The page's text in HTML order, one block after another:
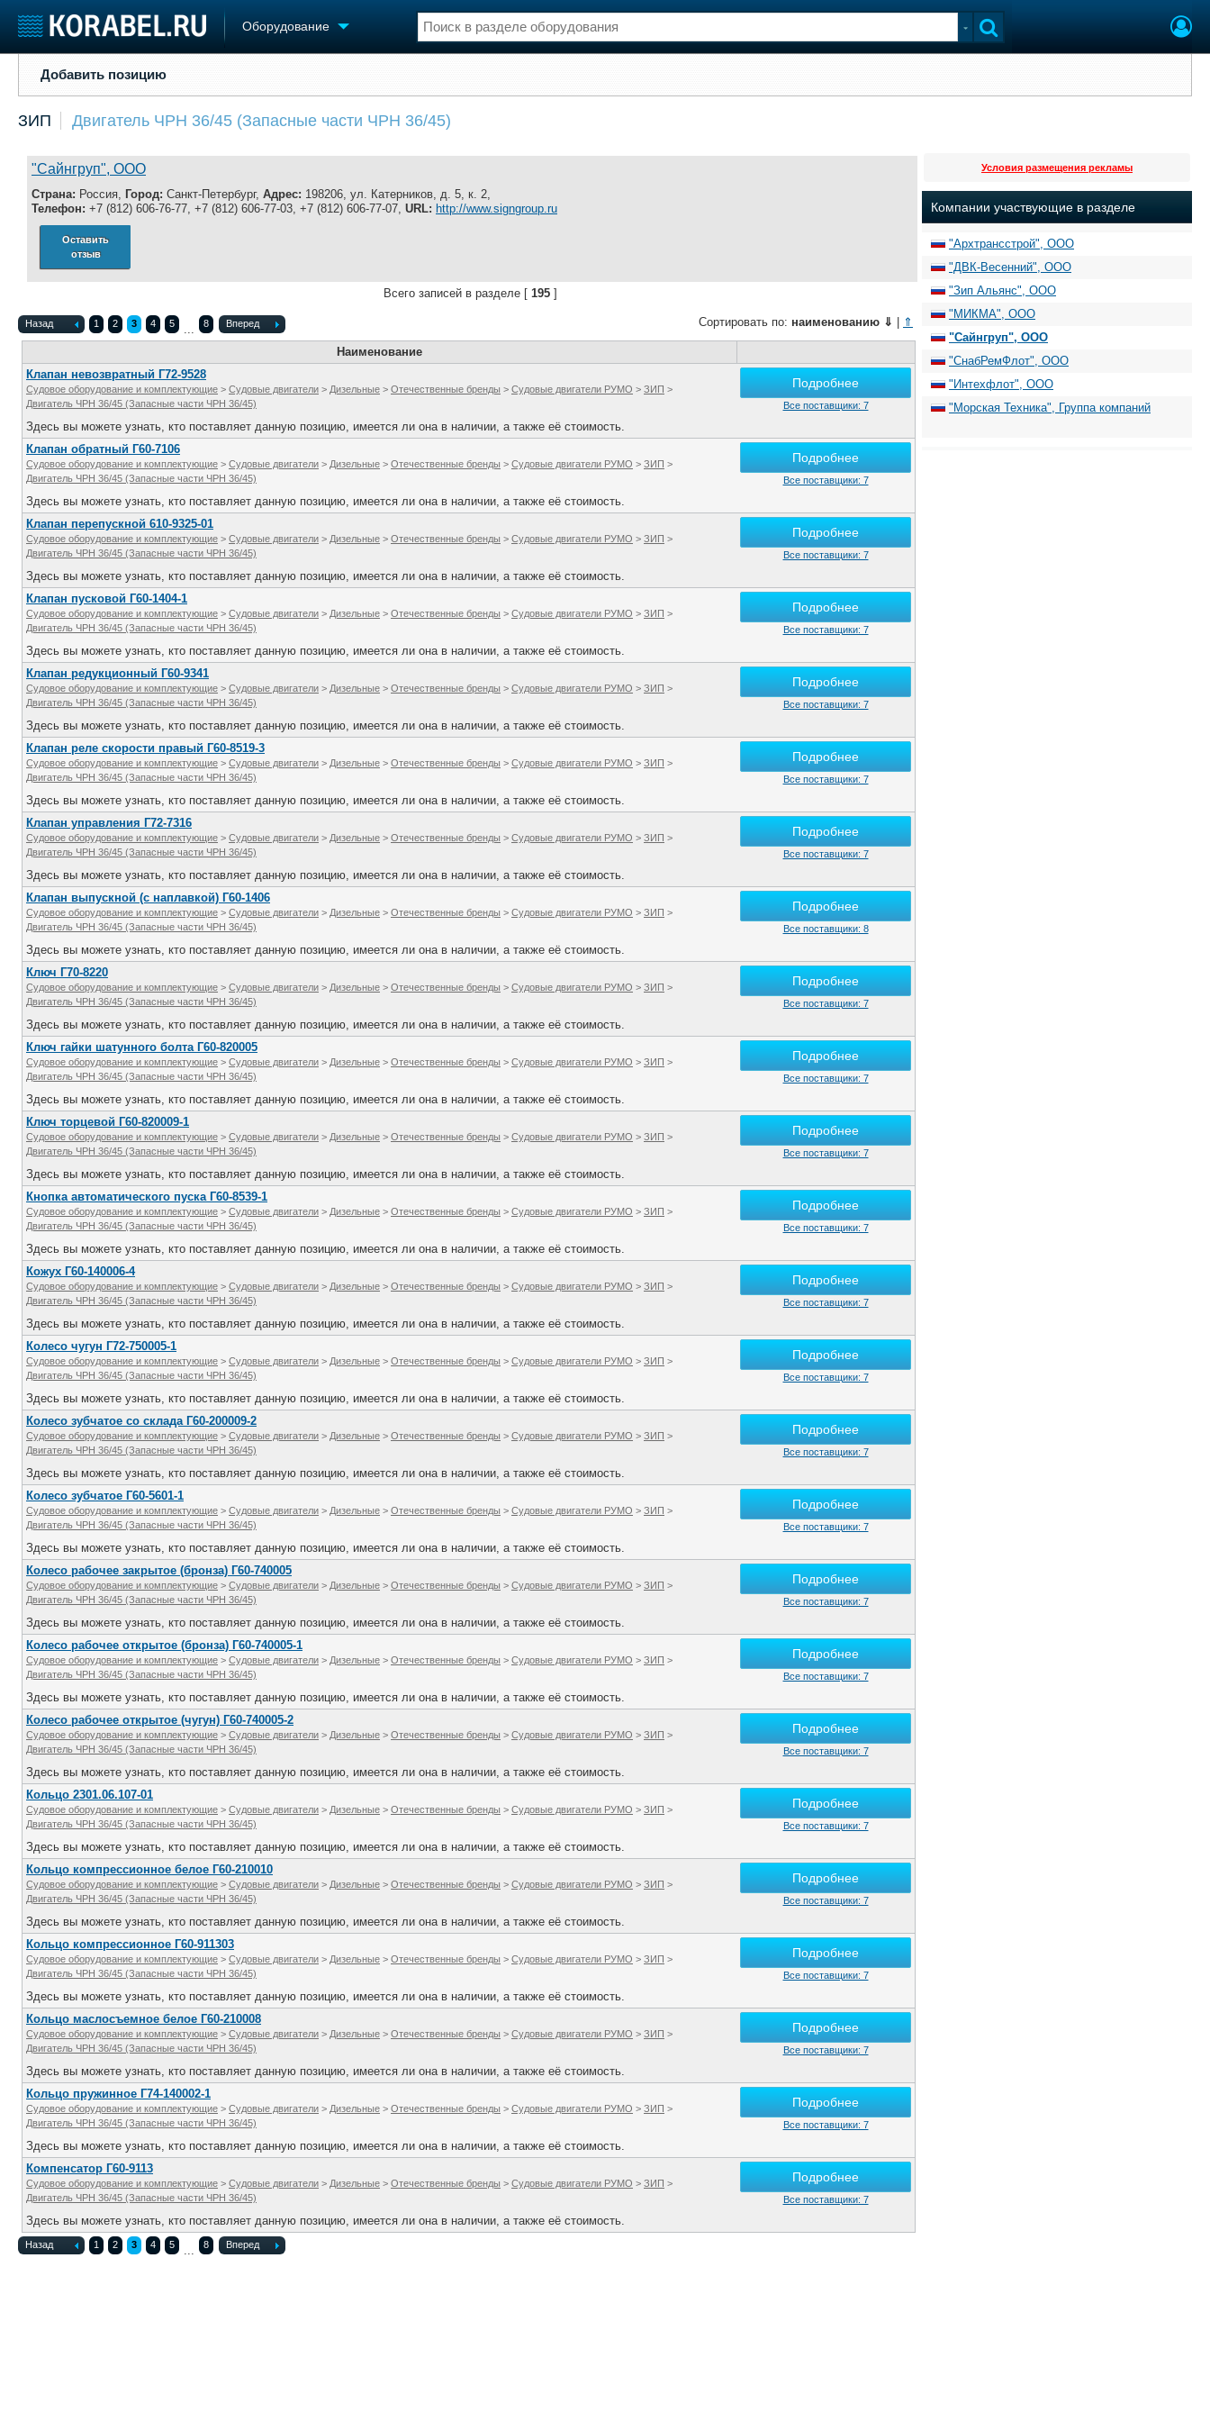
Оборудование
Судостроение
Пульс
Компании
Работа
Крюинг
Журнал
Реклама
Торговая площадка
Доска объявлений
Материалы
Конференции
Выставки и семинары
Флот
Добавить позицию
ЗИП Двигатель ЧРН 36/45 (Запасные части ЧРН 36/45)
"Сайнгруп", ООО
Страна: Россия, Город: Санкт-Петербург, Адрес: 198206, ул. Катерников, д. 5, к. 2,
Телефон: +7 (812) 606-76-77, +7 (812) 606-77-03, +7 (812) 606-77-07, URL: http://www.signgroup.ru
Оставить
отзыв
Всего записей в разделе [ 195]
Назад 1 2 3 4 5 ... 8 Вперед Сортировать по: наименованию ⇓ ⇑
Наименование
Клапан невозвратный Г72-9528
Судовое оборудование и комплектующие > Судовые двигатели > Дизельные > Отечественные бренды > Судовые двигатели РУМО > ЗИП >
Двигатель ЧРН 36/45 (Запасные части ЧРН 36/45)
Здесь вы можете узнать, кто поставляет данную позицию, имеется ли она в наличии, а также её стоимость.
Подробнее
Все поставщики: 7
Клапан обратный Г60-7106
Судовое оборудование и комплектующие > Судовые двигатели > Дизельные > Отечественные бренды > Судовые двигатели РУМО > ЗИП >
Двигатель ЧРН 36/45 (Запасные части ЧРН 36/45)
Здесь вы можете узнать, кто поставляет данную позицию, имеется ли она в наличии, а также её стоимость.
Подробнее
Все поставщики: 7
Клапан перепускной 610-9325-01
Судовое оборудование и комплектующие > Судовые двигатели > Дизельные > Отечественные бренды > Судовые двигатели РУМО > ЗИП >
Двигатель ЧРН 36/45 (Запасные части ЧРН 36/45)
Здесь вы можете узнать, кто поставляет данную позицию, имеется ли она в наличии, а также её стоимость.
Подробнее
Все поставщики: 7
Клапан пусковой Г60-1404-1
Судовое оборудование и комплектующие > Судовые двигатели > Дизельные > Отечественные бренды > Судовые двигатели РУМО > ЗИП >
Двигатель ЧРН 36/45 (Запасные части ЧРН 36/45)
Здесь вы можете узнать, кто поставляет данную позицию, имеется ли она в наличии, а также её стоимость.
Подробнее
Все поставщики: 7
Клапан редукционный Г60-9341
Судовое оборудование и комплектующие > Судовые двигатели > Дизельные > Отечественные бренды > Судовые двигатели РУМО > ЗИП >
Двигатель ЧРН 36/45 (Запасные части ЧРН 36/45)
Здесь вы можете узнать, кто поставляет данную позицию, имеется ли она в наличии, а также её стоимость.
Подробнее
Все поставщики: 7
Клапан реле скорости правый Г60-8519-3
Судовое оборудование и комплектующие > Судовые двигатели > Дизельные > Отечественные бренды > Судовые двигатели РУМО > ЗИП >
Двигатель ЧРН 36/45 (Запасные части ЧРН 36/45)
Здесь вы можете узнать, кто поставляет данную позицию, имеется ли она в наличии, а также её стоимость.
Подробнее
Все поставщики: 7
Клапан управления Г72-7316
Судовое оборудование и комплектующие > Судовые двигатели > Дизельные > Отечественные бренды > Судовые двигатели РУМО > ЗИП >
Двигатель ЧРН 36/45 (Запасные части ЧРН 36/45)
Здесь вы можете узнать, кто поставляет данную позицию, имеется ли она в наличии, а также её стоимость.
Подробнее
Все поставщики: 7
Клапан выпускной (с наплавкой) Г60-1406
Судовое оборудование и комплектующие > Судовые двигатели > Дизельные > Отечественные бренды > Судовые двигатели РУМО > ЗИП >
Двигатель ЧРН 36/45 (Запасные части ЧРН 36/45)
Здесь вы можете узнать, кто поставляет данную позицию, имеется ли она в наличии, а также её стоимость.
Подробнее
Все поставщики: 8
Ключ Г70-8220
Судовое оборудование и комплектующие > Судовые двигатели > Дизельные > Отечественные бренды > Судовые двигатели РУМО > ЗИП >
Двигатель ЧРН 36/45 (Запасные части ЧРН 36/45)
Здесь вы можете узнать, кто поставляет данную позицию, имеется ли она в наличии, а также её стоимость.
Подробнее
Все поставщики: 7
Ключ гайки шатунного болта Г60-820005
Судовое оборудование и комплектующие > Судовые двигатели > Дизельные > Отечественные бренды > Судовые двигатели РУМО > ЗИП >
Двигатель ЧРН 36/45 (Запасные части ЧРН 36/45)
Здесь вы можете узнать, кто поставляет данную позицию, имеется ли она в наличии, а также её стоимость.
Подробнее
Все поставщики: 7
Ключ торцевой Г60-820009-1
Судовое оборудование и комплектующие > Судовые двигатели > Дизельные > Отечественные бренды > Судовые двигатели РУМО > ЗИП >
Двигатель ЧРН 36/45 (Запасные части ЧРН 36/45)
Здесь вы можете узнать, кто поставляет данную позицию, имеется ли она в наличии, а также её стоимость.
Подробнее
Все поставщики: 7
Кнопка автоматического пуска Г60-8539-1
Судовое оборудование и комплектующие > Судовые двигатели > Дизельные > Отечественные бренды > Судовые двигатели РУМО > ЗИП >
Двигатель ЧРН 36/45 (Запасные части ЧРН 36/45)
Здесь вы можете узнать, кто поставляет данную позицию, имеется ли она в наличии, а также её стоимость.
Подробнее
Все поставщики: 7
Кожух Г60-140006-4
Судовое оборудование и комплектующие > Судовые двигатели > Дизельные > Отечественные бренды > Судовые двигатели РУМО > ЗИП >
Двигатель ЧРН 36/45 (Запасные части ЧРН 36/45)
Здесь вы можете узнать, кто поставляет данную позицию, имеется ли она в наличии, а также её стоимость.
Подробнее
Все поставщики: 7
Колесо чугун Г72-750005-1
Судовое оборудование и комплектующие > Судовые двигатели > Дизельные > Отечественные бренды > Судовые двигатели РУМО > ЗИП >
Двигатель ЧРН 36/45 (Запасные части ЧРН 36/45)
Здесь вы можете узнать, кто поставляет данную позицию, имеется ли она в наличии, а также её стоимость.
Подробнее
Все поставщики: 7
Колесо зубчатое со склада Г60-200009-2
Судовое оборудование и комплектующие > Судовые двигатели > Дизельные > Отечественные бренды > Судовые двигатели РУМО > ЗИП >
Двигатель ЧРН 36/45 (Запасные части ЧРН 36/45)
Здесь вы можете узнать, кто поставляет данную позицию, имеется ли она в наличии, а также её стоимость.
Подробнее
Все поставщики: 7
Колесо зубчатое Г60-5601-1
Судовое оборудование и комплектующие > Судовые двигатели > Дизельные > Отечественные бренды > Судовые двигатели РУМО > ЗИП >
Двигатель ЧРН 36/45 (Запасные части ЧРН 36/45)
Здесь вы можете узнать, кто поставляет данную позицию, имеется ли она в наличии, а также её стоимость.
Подробнее
Все поставщики: 7
Колесо рабочее закрытое (бронза) Г60-740005
Судовое оборудование и комплектующие > Судовые двигатели > Дизельные > Отечественные бренды > Судовые двигатели РУМО > ЗИП >
Двигатель ЧРН 36/45 (Запасные части ЧРН 36/45)
Здесь вы можете узнать, кто поставляет данную позицию, имеется ли она в наличии, а также её стоимость.
Подробнее
Все поставщики: 7
Колесо рабочее открытое (бронза) Г60-740005-1
Судовое оборудование и комплектующие > Судовые двигатели > Дизельные > Отечественные бренды > Судовые двигатели РУМО > ЗИП >
Двигатель ЧРН 36/45 (Запасные части ЧРН 36/45)
Здесь вы можете узнать, кто поставляет данную позицию, имеется ли она в наличии, а также её стоимость.
Подробнее
Все поставщики: 7
Колесо рабочее открытое (чугун) Г60-740005-2
Судовое оборудование и комплектующие > Судовые двигатели > Дизельные > Отечественные бренды > Судовые двигатели РУМО > ЗИП >
Двигатель ЧРН 36/45 (Запасные части ЧРН 36/45)
Здесь вы можете узнать, кто поставляет данную позицию, имеется ли она в наличии, а также её стоимость.
Подробнее
Все поставщики: 7
Кольцо 2301.06.107-01
Судовое оборудование и комплектующие > Судовые двигатели > Дизельные > Отечественные бренды > Судовые двигатели РУМО > ЗИП >
Двигатель ЧРН 36/45 (Запасные части ЧРН 36/45)
Здесь вы можете узнать, кто поставляет данную позицию, имеется ли она в наличии, а также её стоимость.
Подробнее
Все поставщики: 7
Кольцо компрессионное белое Г60-210010
Судовое оборудование и комплектующие > Судовые двигатели > Дизельные > Отечественные бренды > Судовые двигатели РУМО > ЗИП >
Двигатель ЧРН 36/45 (Запасные части ЧРН 36/45)
Здесь вы можете узнать, кто поставляет данную позицию, имеется ли она в наличии, а также её стоимость.
Подробнее
Все поставщики: 7
Кольцо компрессионное Г60-911303
Судовое оборудование и комплектующие > Судовые двигатели > Дизельные > Отечественные бренды > Судовые двигатели РУМО > ЗИП >
Двигатель ЧРН 36/45 (Запасные части ЧРН 36/45)
Здесь вы можете узнать, кто поставляет данную позицию, имеется ли она в наличии, а также её стоимость.
Подробнее
Все поставщики: 7
Кольцо маслосъемное белое Г60-210008
Судовое оборудование и комплектующие > Судовые двигатели > Дизельные > Отечественные бренды > Судовые двигатели РУМО > ЗИП >
Двигатель ЧРН 36/45 (Запасные части ЧРН 36/45)
Здесь вы можете узнать, кто поставляет данную позицию, имеется ли она в наличии, а также её стоимость.
Подробнее
Все поставщики: 7
Кольцо пружинное Г74-140002-1
Судовое оборудование и комплектующие > Судовые двигатели > Дизельные > Отечественные бренды > Судовые двигатели РУМО > ЗИП >
Двигатель ЧРН 36/45 (Запасные части ЧРН 36/45)
Здесь вы можете узнать, кто поставляет данную позицию, имеется ли она в наличии, а также её стоимость.
Подробнее
Все поставщики: 7
Компенсатор Г60-9113
Судовое оборудование и комплектующие > Судовые двигатели > Дизельные > Отечественные бренды > Судовые двигатели РУМО > ЗИП >
Двигатель ЧРН 36/45 (Запасные части ЧРН 36/45)
Здесь вы можете узнать, кто поставляет данную позицию, имеется ли она в наличии, а также её стоимость.
Подробнее
Все поставщики: 7
Назад 1 2 3 4 5 ... 8 Вперед
Условия размещения рекламы
Компании участвующие в разделе
"Архтрансстрой", ООО
"ДВК-Весенний", ООО
"Зип Альянс", ООО
"МИКМА", ООО
"Сайнгруп", ООО
"СнабРемФлот", ООО
"Интехфлот", ООО
"Морская Техника", Группа компаний